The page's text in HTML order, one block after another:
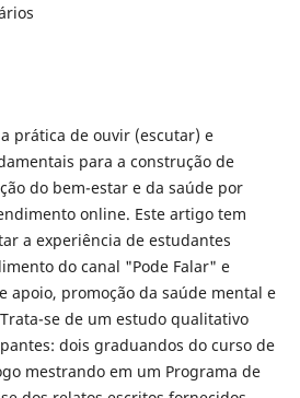
prática de ouvir (escutar) e
para a construção de
do bem-estar e da saúde por
online. Este artigo tem
a experiência de estudantes
do canal "Pode Falar" e
apoio, promoção da saúde mental e
se de um estudo qualitativo
dois graduandos do curso de
mestrando em um Programa de